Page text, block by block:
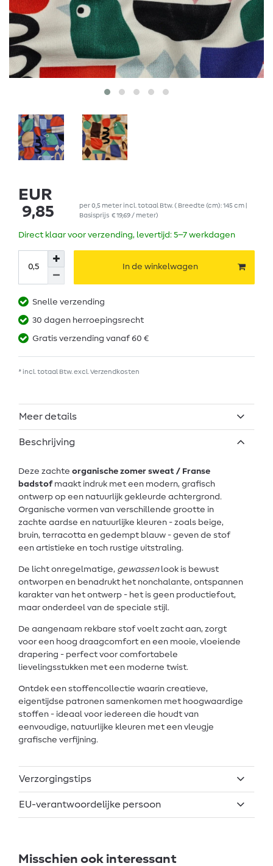
EUR
9,85
per0,5 meterincl. totaal Btw. ( Breedte (cm): 145 cm |
Basisprijs € 19,69 / meter)
Direct klaar voor verzending, levertijd: 5–7 werkdagen
In de winkelwagen
Snelle verzending
30 dagen herroepingsrecht
Gratis verzending vanaf 60 €
* incl. totaal Btw. excl. Verzendkosten
Meer details
Beschrijving
Deze zachte organische zomer sweat / Franse
badstofmaakt indruk met een modern, grafisch
ontwerp op een natuurlijk gekleurde achtergrond.
Organische vormen van verschillende grootte in
zachte aardse en natuurlijke kleuren - zoals beige,
bruin, terracotta en gedempt blauw - geven de stof
een artistieke en toch rustige uitstraling.
De licht onregelmatige, gewassenlook is bewust
ontworpen en benadrukt het nonchalante, ontspannen
karakter van het ontwerp - het is geen productiefout,
maar onderdeel van de speciale stijl.
De aangenaam rekbare stof voelt zacht aan, zorgt
voor een hoog draagcomfort en een mooie, vloeiende
drapering - perfect voor comfortabele
lievelingsstukken met een moderne twist.
Ontdek een stoffencollectie waarin creatieve,
eigentijdse patronen samenkomen met hoogwaardige
stoffen - ideaal voor iedereen die houdt van
eenvoudige, natuurlijke kleuren met een vleugje
grafische verfijning.
Verzorgingstips
EU-verantwoordelijke persoon
Misschien ook interessant